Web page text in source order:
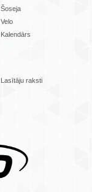
Šoseja
Velo
Kalendārs
Lasītāju raksti